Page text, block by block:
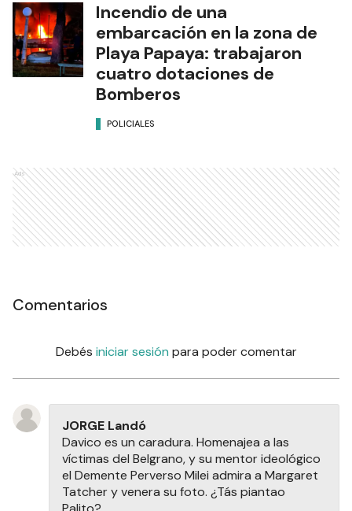
Incendio de una
embarcación en la zona de
Playa Papaya: trabajaron
cuatro dotaciones de
Bomberos
POLICIALES
Ads
Comentarios
Debés iniciar sesión para poder comentar
JORGE Landó
Davico es un caradura. Homenajea a las
víctimas del Belgrano, y su mentor ideológico
el Demente Perverso Milei admira a Margaret
Tatcher y venera su foto. ¿Tás piantao